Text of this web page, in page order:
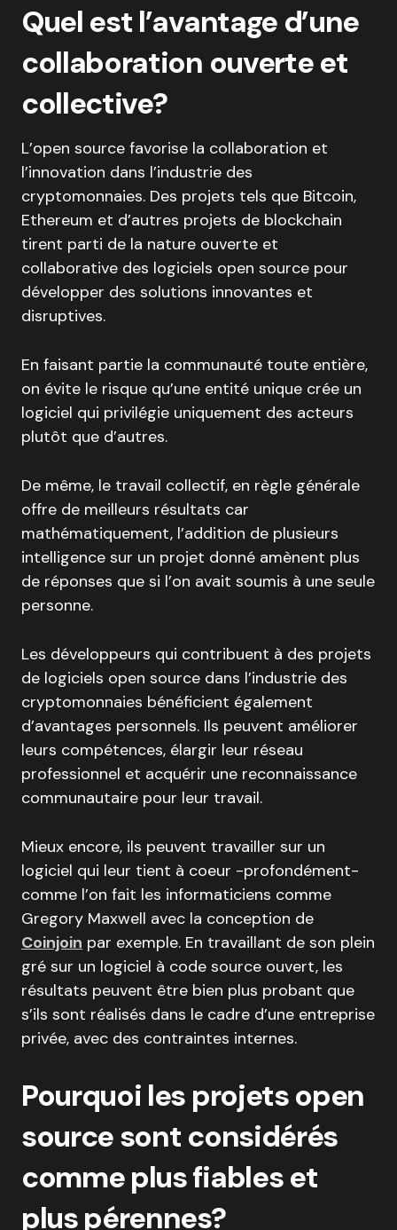
Quel est l’avantage d’une
collaboration ouverte et
collective?
L’open source favorise la collaboration et
l’innovation dans l’industrie des
cryptomonnaies. Des projets tels que Bitcoin,
Ethereum et d’autres projets de blockchain
tirent parti de la nature ouverte et
collaborative des logiciels open source pour
développer des solutions innovantes et
disruptives.
En faisant partie la communauté toute entière,
on évite le risque qu’une entité unique crée un
logiciel qui privilégie uniquement des acteurs
plutôt que d’autres.
De même, le travail collectif, en règle générale
offre de meilleurs résultats car
mathématiquement, l’addition de plusieurs
intelligence sur un projet donné amènent plus
de réponses que si l’on avait soumis à une seule
personne.
Les développeurs qui contribuent à des projets
de logiciels open source dans l’industrie des
cryptomonnaies bénéficient également
d’avantages personnels. Ils peuvent améliorer
leurs compétences, élargir leur réseau
professionnel et acquérir une reconnaissance
communautaire pour leur travail.
Mieux encore, ils peuvent travailler sur un
logiciel qui leur tient à coeur -profondément-
comme l’on fait les informaticiens comme
Gregory Maxwell avec la conception de
Coinjoin par exemple. En travaillant de son plein
gré sur un logiciel à code source ouvert, les
résultats peuvent être bien plus probant que
s’ils sont réalisés dans le cadre d’une entreprise
privée, avec des contraintes internes.
Pourquoi les projets open
source sont considérés
comme plus fiables et
plus pérennes?